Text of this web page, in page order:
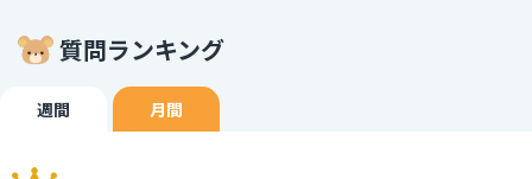
質問ランキング
週間 月間